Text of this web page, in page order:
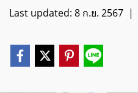
Last updated: 8 ก.ย. 2567 |